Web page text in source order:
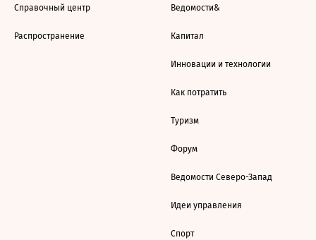
Справочный центр
Распространение
Ведомости&
Капитал
Инновации и технологии
Как потратить
Туризм
Форум
Ведомости Северо-Запад
Идеи управления
Спорт